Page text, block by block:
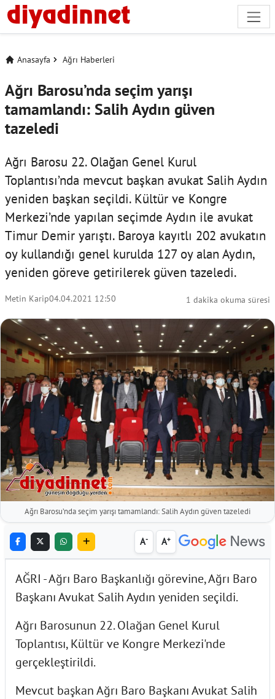
Anasayfa Ağrı Haberleri
Ağrı Barosu’nda seçim yarışı
tamamlandı: Salih Aydın güven
tazeledi
Ağrı Barosu 22. Olağan Genel Kurul
Toplantısı’nda mevcut başkan avukat Salih Aydın
yeniden başkan seçildi. Kültür ve Kongre
Merkezi’nde yapılan seçimde Aydın ile avukat
Timur Demir yarıştı. Baroya kayıtlı 202 avukatın
oy kullandığı genel kurulda 127 oy alan Aydın,
yeniden göreve getirilerek güven tazeledi.
Metin Karip04.04.2021 12:50 1 dakika okuma süresi
Ağrı Barosu’nda seçim yarışı tamamlandı: Salih Aydın güven tazeledi
A- A+
AĞRI - Ağrı Baro Başkanlığı görevine, Ağrı Baro
Başkanı Avukat Salih Aydın yeniden seçildi.
Ağrı Barosunun 22. Olağan Genel Kurul
Toplantısı, Kültür ve Kongre Merkezi'nde
gerçekleştirildi.
Mevcut başkan Ağrı Baro Başkanı Avukat Salih